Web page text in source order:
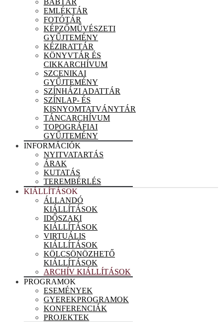
BÁBTÁR
EMLÉKTÁR
FOTÓTÁR
KÉPZŐMŰVÉSZETI
GYŰJTEMÉNY
KÉZIRATTÁR
KÖNYVTÁR ÉS
CIKKARCHÍVUM
SZCENIKAI
GYŰJTEMÉNY
SZÍNHÁZI ADATTÁR
SZÍNLAP- ÉS
KISNYOMTATVÁNYTÁR
TÁNCARCHÍVUM
TOPOGRÁFIAI
GYŰJTEMÉNY
INFORMÁCIÓK
NYITVATARTÁS
ÁRAK
KUTATÁS
TEREMBÉRLÉS
KIÁLLÍTÁSOK
ÁLLANDÓ
KIÁLLÍTÁSOK
IDŐSZAKI
KIÁLLÍTÁSOK
VIRTUÁLIS
KIÁLLÍTÁSOK
KÖLCSÖNÖZHETŐ
KIÁLLÍTÁSOK
ARCHÍV KIÁLLÍTÁSOK
PROGRAMOK
ESEMÉNYEK
GYEREKPROGRAMOK
KONFERENCIÁK
PROJEKTEK